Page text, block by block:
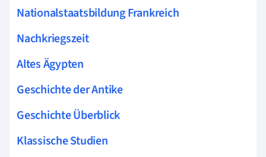
Nationalstaatsbildung Frankreich
Nachkriegszeit
Altes Ägypten
Geschichte der Antike
Geschichte Überblick
Klassische Studien